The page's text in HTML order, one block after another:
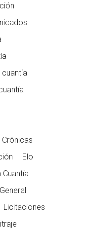
Crónicas
Elo
Cuantía
General
Licitaciones